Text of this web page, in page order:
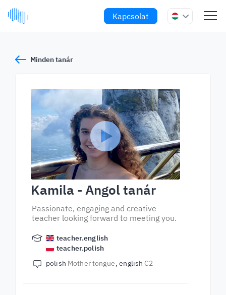
Kapcsolat
Minden tanár
Kamila - Angol tanár
Passionate, engaging and creative
teacher looking forward to meeting you.
teacher.english
teacher.polish
polish Mother tongue english C2